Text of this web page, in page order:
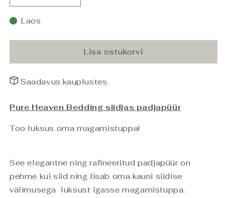
PHB
Silky
Padjapüür
Grey
kogust
PHB
Padjapüür
Light
Grey
kogust
Laos
Lisa ostukorvi
Saadavus kauplustes
Pure Heaven Bedding siidjas padjapüür
Too luksus oma magamistuppa!
See elegantne ning rafineeritud padjapüür on
pehme kui siid ning lisab oma kauni siidise
välimusega luksust igasse magamistuppa.